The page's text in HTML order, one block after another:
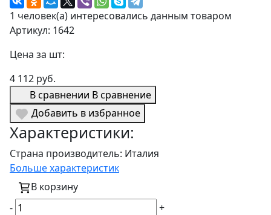
1 человек(а) интересовались данным товаром
Артикул: 1642
Цена за шт:
4 112 руб.
В сравнении В сравнение
Добавить в избранное
Характеристики:
Страна производитель: Италия
Больше характеристик
В корзину
-
+